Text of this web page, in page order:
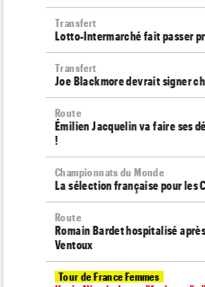
Transfert
Lotto-Intermarché fait passer
Transfert
Joe Blackmore devrait signer
Route
Émilien Jacquelin va faire ses
!
Championnats du Monde
La sélection française pour les
Route
Romain Bardet hospitalisé
Ventoux
Tour de France Femmes